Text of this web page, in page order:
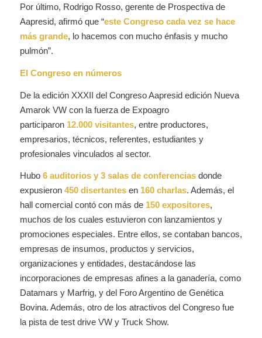
Por último, Rodrigo Rosso, gerente de Prospectiva de
Aapresid, afirmó que “este Congreso cada vez se hace
más grande, lo hacemos con mucho énfasis y mucho
pulmón”.
El Congreso en números
De la edición XXXII del Congreso Aapresid edición Nueva
Amarok VW con la fuerza de Expoagro
participaron 12.000 visitantes, entre productores,
empresarios, técnicos, referentes, estudiantes y
profesionales vinculados al sector.
Hubo 6 auditorios y 3 salas de conferenciasdonde
expusieron 450 disertantesen 160 charlas. Además, el
hall comercial contó con más de 150 expositores,
muchos de los cuales estuvieron con lanzamientos y
promociones especiales. Entre ellos, se contaban bancos,
empresas de insumos, productos y servicios,
organizaciones y entidades, destacándose las
incorporaciones de empresas afines a la ganadería, como
Datamars y Marfrig, y del Foro Argentino de Genética
Bovina. Además, otro de los atractivos del Congreso fue
la pista de test drive VW y Truck Show.